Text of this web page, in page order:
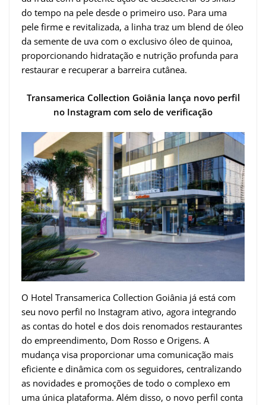
do tempo na pele desde o primeiro uso. Para uma
pele firme e revitalizada, a linha traz um blend de óleo
da semente de uva com o exclusivo óleo de quinoa,
proporcionando hidratação e nutrição profunda para
restaurar e recuperar a barreira cutânea.
Transamerica Collection Goiânia lança novo perfil
no Instagram com selo de verificação
O Hotel Transamerica Collection Goiânia já está com
seu novo perfil no Instagram ativo, agora integrando
as contas do hotel e dos dois renomados restaurantes
do empreendimento, Dom Rosso e Origens. A
mudança visa proporcionar uma comunicação mais
eficiente e dinâmica com os seguidores, centralizando
as novidades e promoções de todo o complexo em
uma única plataforma. Além disso, o novo perfil conta